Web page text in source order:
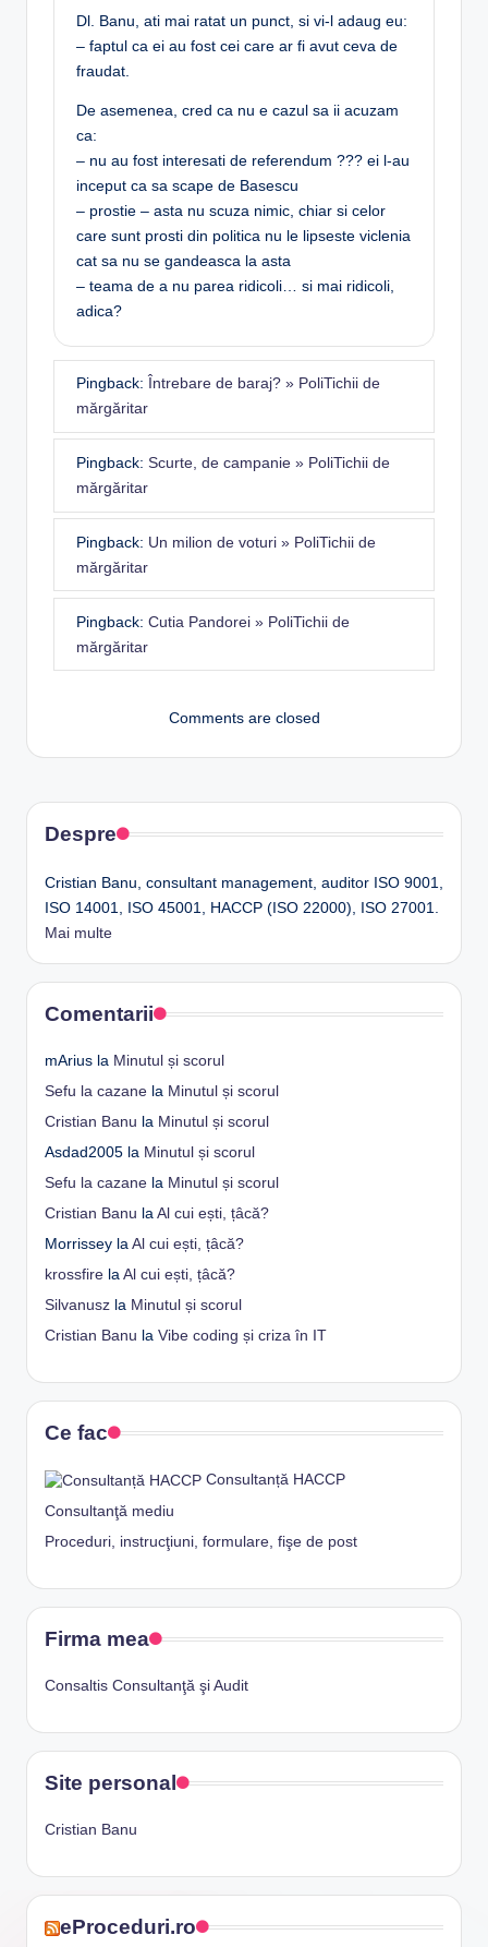
Dl. Banu, ati mai ratat un punct, si vi-l adaug eu:
– faptul ca ei au fost cei care ar fi avut ceva de
fraudat.
De asemenea, cred ca nu e cazul sa ii acuzam
ca:
– nu au fost interesati de referendum ??? ei l-au
inceput ca sa scape de Basescu
– prostie – asta nu scuza nimic, chiar si celor
care sunt prosti din politica nu le lipseste viclenia
cat sa nu se gandeasca la asta
– teama de a nu parea ridicoli… si mai ridicoli,
adica?
Pingback:
Întrebare de baraj? » PoliTichii de
mărgăritar
Pingback: Scurte, de campanie » PoliTichii de
mărgăritar
Pingback: Un milion de voturi » PoliTichii de
mărgăritar
Pingback: Cutia Pandorei » PoliTichii de
mărgăritar
Comments are closed
Despre
Cristian Banu, consultant management, auditor ISO 9001,
ISO 14001, ISO 45001, HACCP (ISO 22000), ISO 27001.
Mai multe
Comentarii
mArius la Minutul și scorul
Sefu la cazane la Minutul și scorul
Cristian Banu la Minutul și scorul
Asdad2005 la Minutul și scorul
Sefu la cazane la Minutul și scorul
Cristian Banu la Al cui ești, țâcă?
Morrissey la Al cui ești, țâcă?
krossfire la Al cui ești, țâcă?
Silvanusz la Minutul și scorul
Cristian Banu la Vibe coding și criza în IT
Ce fac
Consultanță HACCP
Consultanţă mediu
Proceduri, instrucţiuni, formulare, fişe de post
Firma mea
Consaltis Consultanţă şi Audit
Site personal
Cristian Banu
eProceduri.ro